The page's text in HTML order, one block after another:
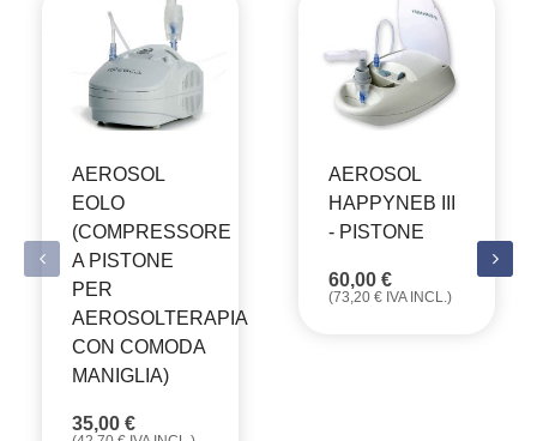
AEROSOL
EOLO
(COMPRESSORE
A PISTONE
PER
AEROSOLTERAPIA
CON COMODA
MANIGLIA)
35,00 €
AEROSOL
HAPPYNEB III
- PISTONE
60,00 €
(73,20 € IVA INCL.)